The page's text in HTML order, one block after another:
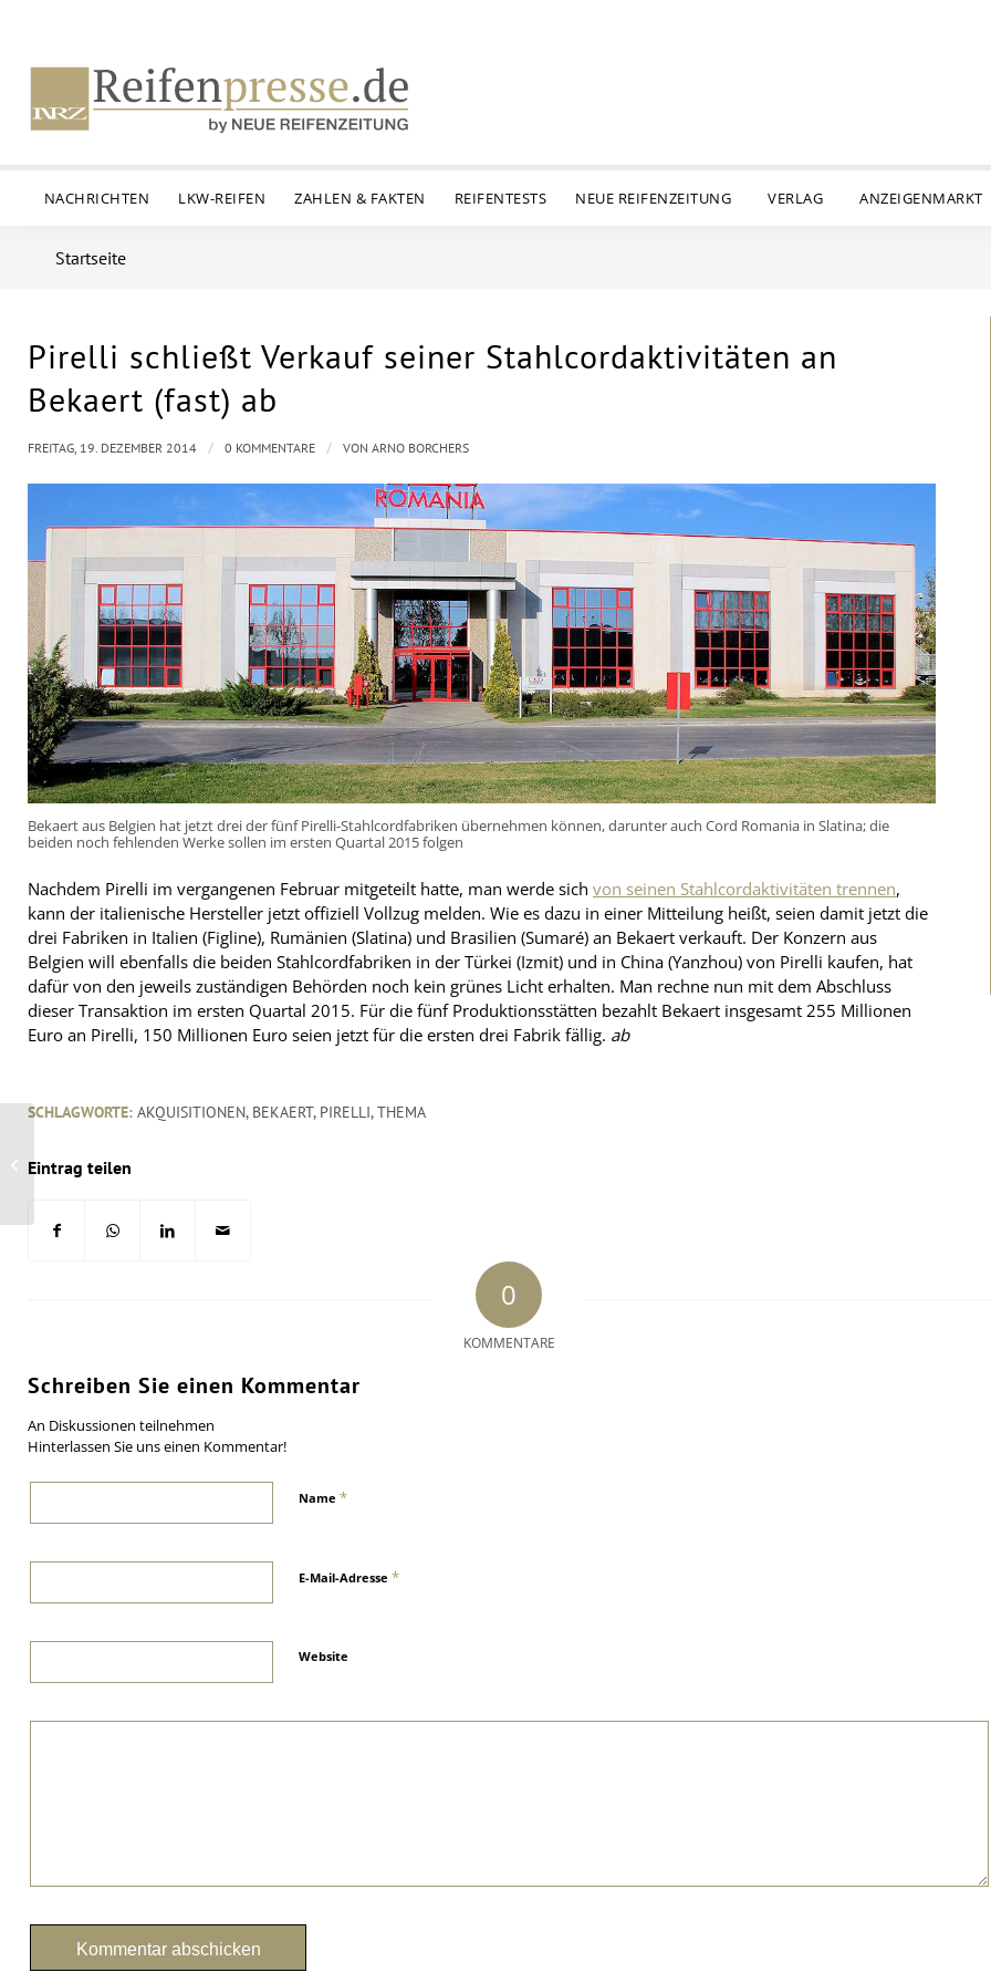
NACHRICHTEN LKW-REIFEN ZAHLEN & FAKTEN REIFENTESTS NEUE REIFENZEITUNG VERLAG ANZEIGENMARKT
Startseite
Pirelli schließt Verkauf seiner Stahlcordaktivitäten an
Bekaert (fast) ab
Bekaert aus Belgien hat jetzt drei der fünf Pirelli-Stahlcordfabriken übernehmen können, darunter auch Cord Romania in Slatina; die
beiden noch fehlenden Werke sollen im ersten Quartal 2015 folgen
Nachdem Pirelli im vergangenen Februar mitgeteilt hatte, man werde sich von seinen Stahlcordaktivitäten trennen,
kann der italienische Hersteller jetzt offiziell Vollzug melden. Wie es dazu in einer Mitteilung heißt, seien damit jetzt die
drei Fabriken in Italien (Figline), Rumänien (Slatina) und Brasilien (Sumaré) an Bekaert verkauft. Der Konzern aus
Belgien will ebenfalls die beiden Stahlcordfabriken in der Türkei (Izmit) und in China (Yanzhou) von Pirelli kaufen, hat
dafür von den jeweils zuständigen Behörden noch kein grünes Licht erhalten. Man rechne nun mit dem Abschluss
dieser Transaktion im ersten Quartal 2015. Für die fünf Produktionsstätten bezahlt Bekaert insgesamt 255 Millionen
Euro an Pirelli, 150 Millionen Euro seien jetzt für die ersten drei Fabrik fällig. ab
FREITAG, 19. DEZEMBER 2014 / 0 KOMMENTARE / VON ARNO BORCHERS
SCHLAGWORTE: AKQUISITIONEN, BEKAERT, PIRELLI,THEMA
Eintrag teilen
0
KOMMENTARE
Schreiben Sie einen Kommentar
An Diskussionen teilnehmen
Hinterlassen Sie uns einen Kommentar!
Name *
E-Mail-Adresse *
Website
auch in spanischen
Reifengroßhandel ein